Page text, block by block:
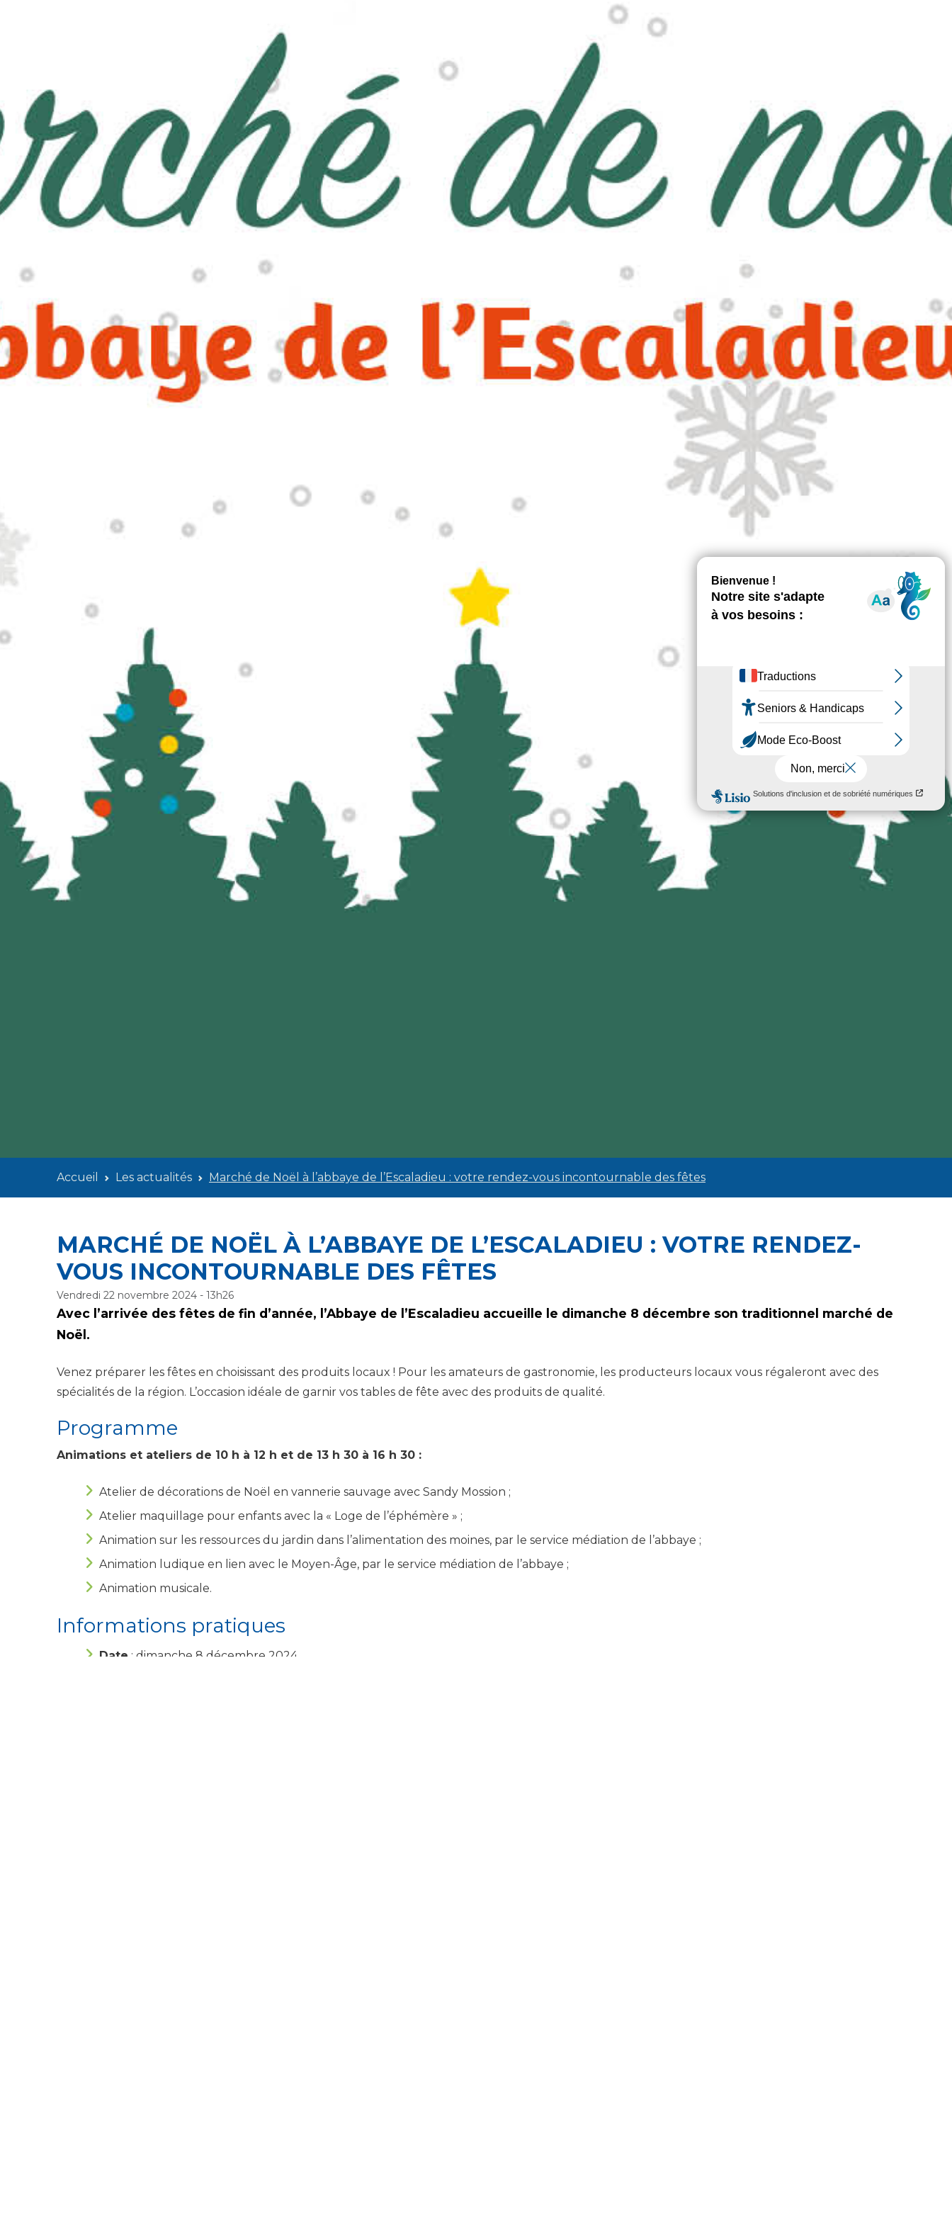
Accueil Les actualités Marché de Noël à l’abbaye de l’Escaladieu : votre rendez-vous incontournable des fêtes
MARCHÉ DE NOËL À L’ABBAYE DE L’ESCALADIEU : VOTRE RENDEZ-
VOUS INCONTOURNABLE DES FÊTES
Vendredi 22 novembre 2024 - 13h26
Avec l’arrivée des fêtes de fin d’année, l’Abbaye de l’Escaladieu accueille le dimanche 8 décembre son traditionnel marché de
Noël.
Venez préparer les fêtes en choisissant des produits locaux ! Pour les amateurs de gastronomie, les producteurs locaux vous régaleront avec des
spécialités de la région. L’occasion idéale de garnir vos tables de fête avec des produits de qualité.
Programme
Animations et ateliers de 10 h à 12 h et de 13 h 30 à 16 h 30 :
Atelier de décorations de Noël en vannerie sauvage avec Sandy Mossion ;
Atelier maquillage pour enfants avec la « Loge de l’éphémère » ;
Animation sur les ressources du jardin dans l’alimentation des moines, par le service médiation de l’abbaye ;
Animation ludique en lien avec le Moyen-Âge, par le service médiation de l’abbaye ;
Animation musicale.
Informations pratiques
Date : dimanche 8 décembre 2024